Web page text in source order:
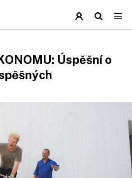
Úspěšní o